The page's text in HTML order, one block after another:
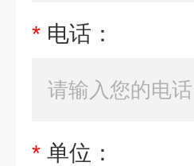
* 电话：
* 单位：